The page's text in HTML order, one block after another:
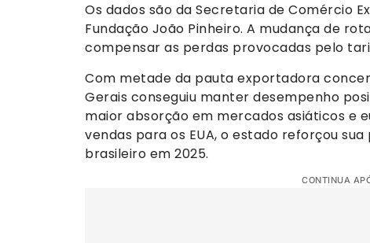
Os dados são da Secretaria de Comércio
Fundação João Pinheiro. A mudança de
compensar as perdas provocadas pelo
Com metade da pauta exportadora
Gerais conseguiu manter desempenho
maior absorção em mercados asiáticos e
vendas para os EUA, o estado reforçou
brasileiro em 2025.
CONTINUA